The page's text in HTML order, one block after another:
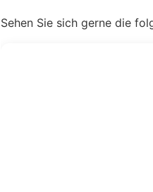
Sehen Sie sich gerne die